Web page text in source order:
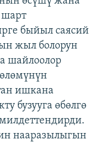
быйыл саясий
жыл болорун
шайлоолор
ишкана
бузууга өбөлгө
нааразылыгын